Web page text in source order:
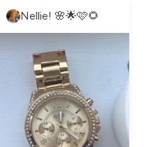
Nellie! 🌸🌟🩷🌻